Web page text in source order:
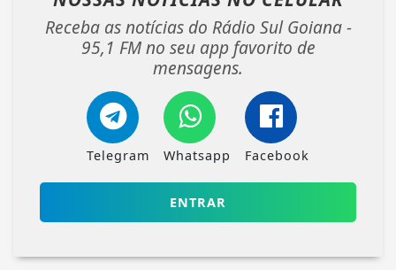
Receba as notícias do Rádio Sul Goiana -
95,1 FM no seu app favorito de
mensagens.
Telegram Whatsapp Facebook
ENTRAR